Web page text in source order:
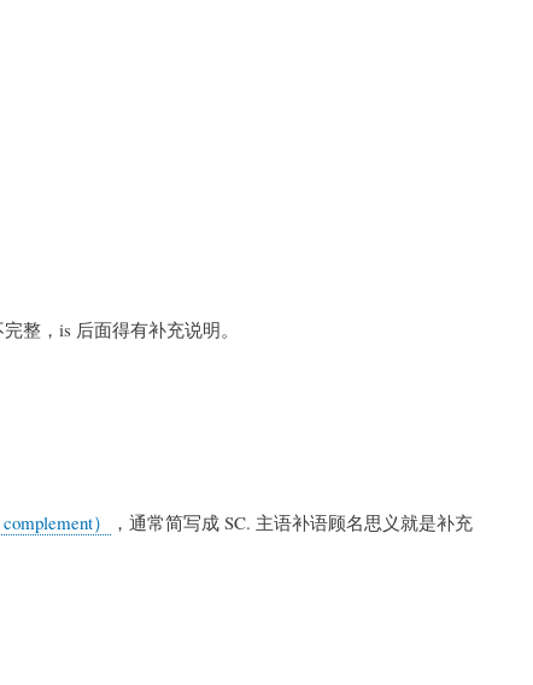
整，is 后面得有补充说明。
）
，通常简写成 SC. 主语补语顾名思义就是补充